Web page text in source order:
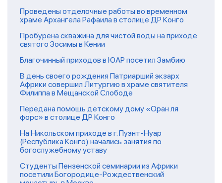
Проведены отделочные работы во временном
храме Архангела Рафаила в столице ДР Конго
Пробурена скважина для чистой воды на приходе
святого Зосимы в Кении
Благочинный приходов в ЮАР посетил Замбию
В день своего рождения Патриарший экзарх
Африки совершил Литургию в храме святителя
Филиппа в Мещанской Слободе
Передана помощь детскому дому «Оран ля
форс» в столице ДР Конго
На Никольском приходе в г. Пуэнт-Нуар
(Республика Конго) начались занятия по
богослужебному уставу
Студенты Пензенской семинарии из Африки
посетили Богородице-Рождественский